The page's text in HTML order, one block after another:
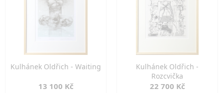
Kulhánek Oldřich - Waiting
13 100 Kč
Kulhánek Oldřich -
Rozcvička
22 700 Kč